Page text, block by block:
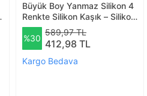
Büyük Boy Yanmaz Silikon 4
Renkte Silikon Kaşık – Silikon
Kırmızı Mor Mavi Yeşil Kaşık
%30
589,97 TL
412,98 TL
Kargo Bedava